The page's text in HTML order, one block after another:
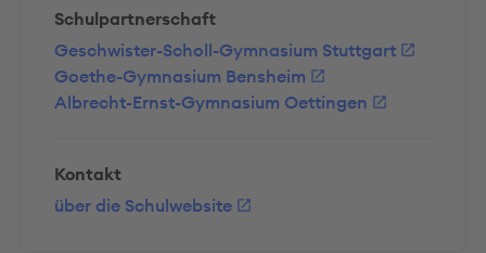
Schulpartnerschaft
Geschwister-Scholl-Gymnasium Stuttgart
Goethe-Gymnasium Bensheim
Albrecht-Ernst-Gymnasium Oettingen
Kontakt
über die Schulwebsite